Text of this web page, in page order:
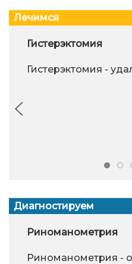
Лечимся
Гистерэктомия
Гистерэктомия -
Диагностируем
Риноманометрия
Риноманометрия -